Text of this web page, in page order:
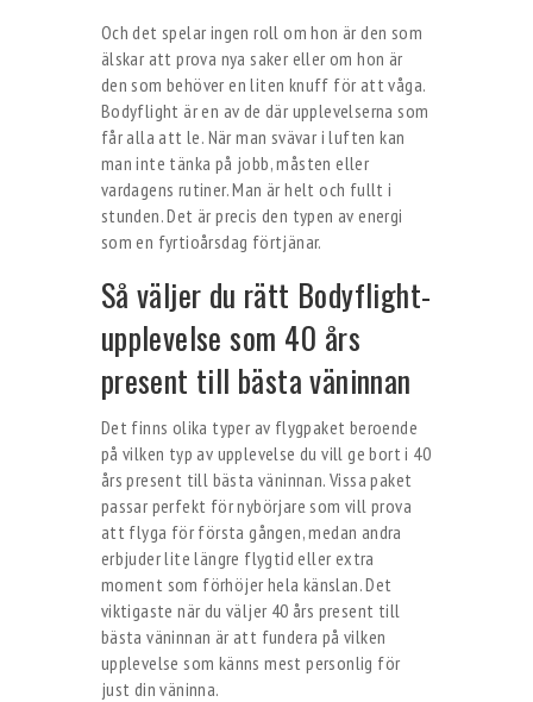
Och det spelar ingen roll om hon är den som
älskar att prova nya saker eller om hon är
den som behöver en liten knuff för att våga.
Bodyflight är en av de där upplevelserna som
får alla att le. När man svävar i luften kan
man inte tänka på jobb, måsten eller
vardagens rutiner. Man är helt och fullt i
stunden. Det är precis den typen av energi
som en fyrtioårsdag förtjänar.
Så väljer du rätt Bodyflight-
upplevelse som 40 års
present till bästa väninnan
Det finns olika typer av flygpaket beroende
på vilken typ av upplevelse du vill ge bort i 40
års present till bästa väninnan. Vissa paket
passar perfekt för nybörjare som vill prova
att flyga för första gången, medan andra
erbjuder lite längre flygtid eller extra
moment som förhöjer hela känslan. Det
viktigaste när du väljer 40 års present till
bästa väninnan är att fundera på vilken
upplevelse som känns mest personlig för
just din väninna.